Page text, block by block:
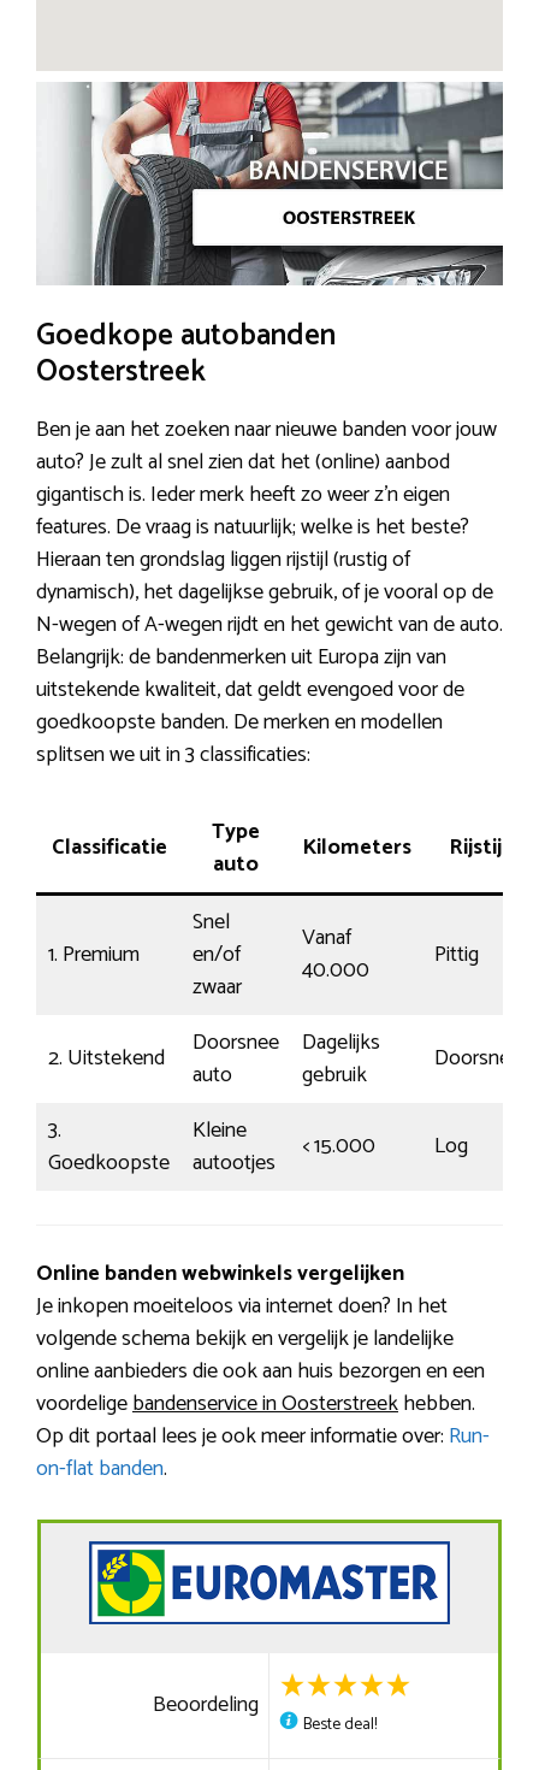
Goedkope autobanden
Oosterstreek
Ben je aan het zoeken naar nieuwe banden voor jouw
auto? Je zult al snel zien dat het (online) aanbod
gigantisch is. Ieder merk heeft zo weer z’n eigen
features. De vraag is natuurlijk; welke is het beste?
Hieraan ten grondslag liggen rijstijl (rustig of
dynamisch), het dagelijkse gebruik, of je vooral op de
N-wegen of A-wegen rijdt en het gewicht van de auto.
Belangrijk: de bandenmerken uit Europa zijn van
uitstekende kwaliteit, dat geldt evengoed voor de
goedkoopste banden. De merken en modellen
splitsen we uit in 3 classificaties:
Classificatie
Type
auto
Kilometers Rijstijl
1. Premium
Snel
en/of
zwaar
Vanaf
40.000
Pittig
2. Uitstekend
Doorsnee
auto
Dagelijks
gebruik
Doorsnee
3.
Goedkoopste
Kleine
autootjes
< 15.000 Log
Online banden webwinkels vergelijken
Je inkopen moeiteloos via internet doen? In het
volgende schema bekijk en vergelijk je landelijke
online aanbieders die ook aan huis bezorgen en een
voordeligebandenservice in Oosterstreekhebben.
Op dit portaal lees je ook meer informatie over: Run-
on-flat banden.
Beoordeling
Beste deal!